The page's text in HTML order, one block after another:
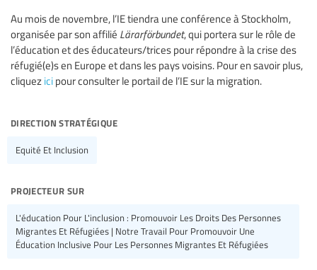
Au mois de novembre, l’IE tiendra une conférence à Stockholm,
organisée par son affilié Lärarförbundet, qui portera sur le rôle de
l’éducation et des éducateurs/trices pour répondre à la crise des
réfugié(e)s en Europe et dans les pays voisins. Pour en savoir plus,
cliquez ici pour consulter le portail de l’IE sur la migration.
direction stratégique
Equité Et Inclusion
projecteur sur
L'éducation Pour L'inclusion : Promouvoir Les Droits Des Personnes
Migrantes Et Réfugiées | Notre Travail Pour Promouvoir Une
Éducation Inclusive Pour Les Personnes Migrantes Et Réfugiées